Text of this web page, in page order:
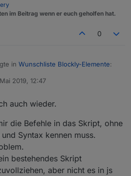
im Beitrag wenn er euch geholfen hat.
0
in Wunschliste Blockly-Elemente:
ist sicher der
der nicht Programmieren kann.
der fortgeschrittene nutzt sicher an
anderen Stelle Blockly. Ich finde
Themen sehr nützlich mit
werden machmal Fortgeschrittene.
keine Einbahnstrasse sein.
dann sollen die doch JS lernen"
sehr unangebracht und weltfremd.
muss erweitert werden, aber immer
das es Blockly ist.
2019, 12:47
auch wieder.
die Befehle in das Skript, ohne
Syntax kennen muss.
bestehendes Skript
aber nicht es in js